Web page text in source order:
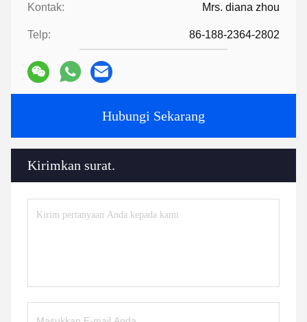
Kontak: Mrs. diana zhou
Telp: 86-188-2364-2802
Hubungi Sekarang
Kirimkan surat.